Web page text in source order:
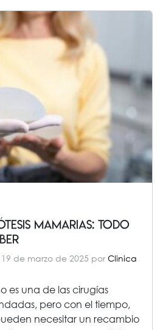
Mamarias: Todo
19 de marzo de 2025 porClinica
es una de las cirugías
pero con el tiempo,
necesitar un recambio